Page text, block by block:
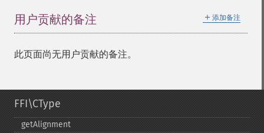
＋ 添加备注
用户贡献的备注
此页面尚无用户贡献的备注。
FFI\CType
getAlignment